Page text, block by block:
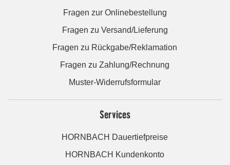
Fragen zur Onlinebestellung
Fragen zu Versand/Lieferung
Fragen zu Rückgabe/Reklamation
Fragen zu Zahlung/Rechnung
Muster-Widerrufsformular
Services
HORNBACH Dauertiefpreise
HORNBACH Kundenkonto